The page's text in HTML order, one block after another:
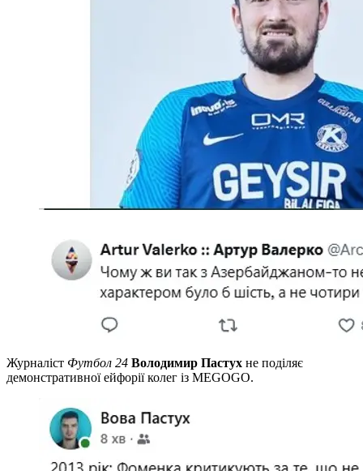
Журналіст Футбол 24 Володимир Пастух не поділяє
демонстративної ейфорії колег із MEGOGO.